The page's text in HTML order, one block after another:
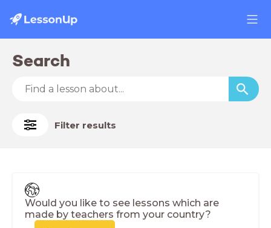
Search
Filter results
Would you like to see lessons which are
made by teachers from your country?